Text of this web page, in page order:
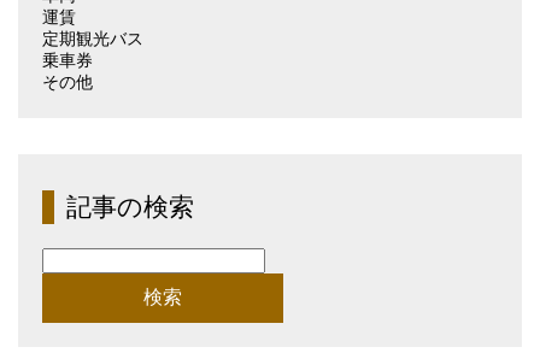
運賃
定期観光バス
乗車券
その他
記事の検索
検
索: